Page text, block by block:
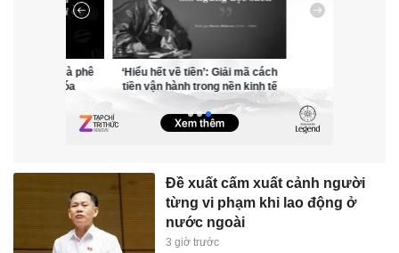
Legend - cà phê
giao văn hóa
‘Hiểu hết về tiền’: Giải mã cách
tiền vận hành trong nền kinh tế
Đề xuất cấm xuất cảnh người
từng vi phạm khi lao động ở
nước ngoài
3 giờ trước